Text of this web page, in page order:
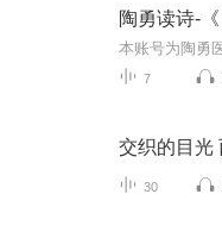
陶勇读诗-
7
交织的目光
30